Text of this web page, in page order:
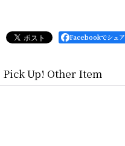
Facebookでシェア
Pick Up! Other Item